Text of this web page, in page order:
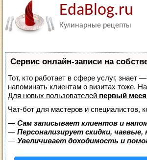
EdaBlog.ru
Кулинарные рецепты
Сервис онлайн-записи на
Тот, кто работает в сфере услуг, знает
напоминать клиентам о визитах тоже.
Для новых пользователей первый
Чат-бот для мастеров и специалистов,
— Сам записывает клиентов и
— Персонализирует скидки,
— Увеличивает доходимость и